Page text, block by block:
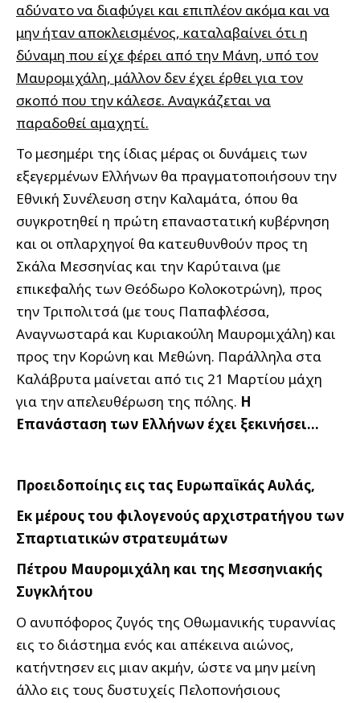
αδύνατο να διαφύγει και επιπλέον ακόμα και να
μην ήταν αποκλεισμένος, καταλαβαίνει ότι η
δύναμη που είχε φέρει από την Μάνη, υπό τον
Μαυρομιχάλη, μάλλον δεν έχει έρθει για τον
σκοπό που την κάλεσε. Αναγκάζεται να
παραδοθεί αμαχητί.
Το μεσημέρι της ίδιας μέρας οι δυνάμεις των
εξεγερμένων Ελλήνων θα πραγματοποιήσουν την
Εθνική Συνέλευση στην Καλαμάτα, όπου θα
συγκροτηθεί η πρώτη επαναστατική κυβέρνηση
και οι οπλαρχηγοί θα κατευθυνθούν προς τη
Σκάλα Μεσσηνίας και την Καρύταινα (με
επικεφαλής των Θεόδωρο Κολοκοτρώνη), προς
την Τριπολιτσά (με τους Παπαφλέσσα,
Αναγνωσταρά και Κυριακούλη Μαυρομιχάλη) και
προς την Κορώνη και Μεθώνη. Παράλληλα στα
Καλάβρυτα μαίνεται από τις 21 Μαρτίου μάχη
για την απελευθέρωση της πόλης. Η
Επανάσταση των Ελλήνων έχει ξεκινήσει…
Προειδοποίηις εις τας Ευρωπαϊκάς Αυλάς,
Εκ μέρους του φιλογενούς αρχιστρατήγου των
Σπαρτιατικών στρατευμάτων
Πέτρου Μαυρομιχάλη και της Μεσσηνιακής
Συγκλήτου
Ο ανυπόφορος ζυγός της Οθωμανικής τυραννίας
εις το διάστημα ενός και απέκεινα αιώνος,
κατήντησεν εις μιαν ακμήν, ώστε να μην μείνη
άλλο εις τους δυστυχείς Πελοπονήσιους